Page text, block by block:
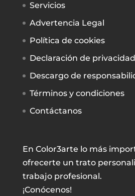
Servicios
Advertencia Legal
Política de cookies
Declaración de
Descargo de
Términos y condiciones
Contáctanos
En Color3arte lo más
ofrecerte un trato
trabajo profesional.
¡Conócenos!